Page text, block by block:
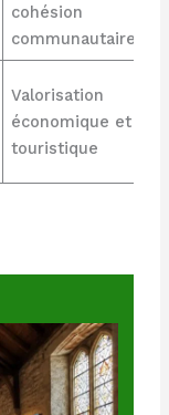
cohésion
communautaire
Valorisation
économique et
touristique